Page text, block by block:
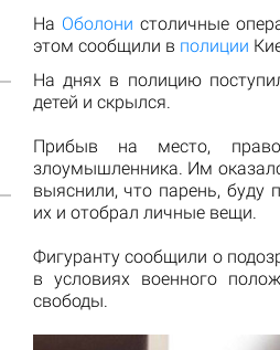
На Оболони столичные
этом сообщили в полиции
На днях в полицию
детей и скрылся.
Прибыв на место,
злоумышленника. Им
выяснили, что парень, буду
их и отобрал личные вещи.
Фигуранту сообщили о
в условиях военного
свободы.